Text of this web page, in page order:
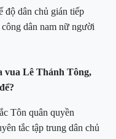
độ dân chủ gián tiếp
dân nam nữ người
vua Lê Thánh Tông,
Tôn quân quyền
tắc tập trung dân chủ